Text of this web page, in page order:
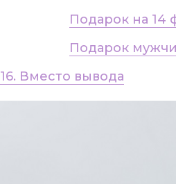
Подарок на 14
Подарок
16. Вместо вывода